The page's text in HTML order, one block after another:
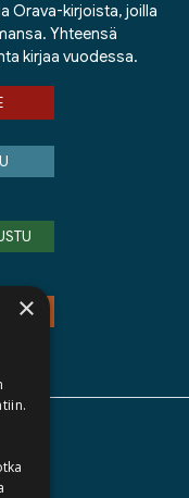
Orava-kirjoista, joilla
Yhteensä
kirjaa vuodessa.
×